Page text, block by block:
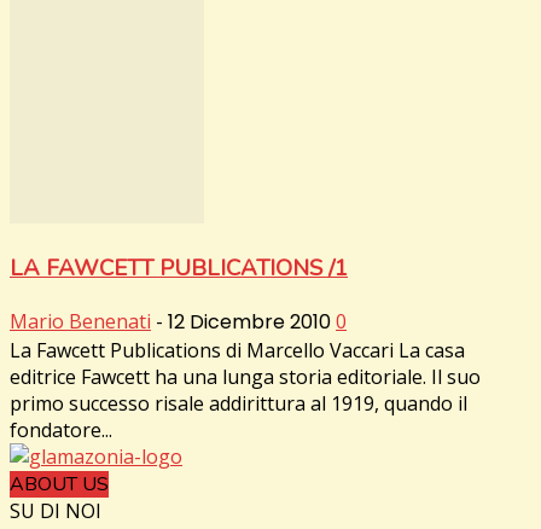
LA FAWCETT PUBLICATIONS /1
Mario Benenati - 12 Dicembre 20100
La Fawcett Publications di Marcello Vaccari La casa
editrice Fawcett ha una lunga storia editoriale. Il suo
primo successo risale addirittura al 1919, quando il
fondatore...
ABOUT US
SU DI NOI